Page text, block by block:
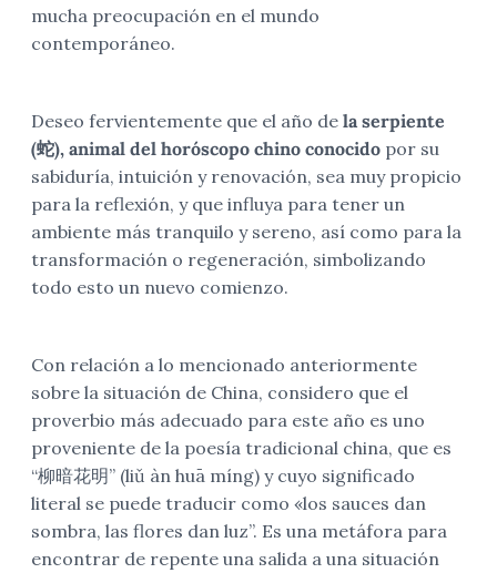
mucha preocupación en el mundo
contemporáneo.
Deseo fervientemente que el año de la serpiente
(蛇), animal del horóscopo chino conocido por su
sabiduría, intuición y renovación, sea muy propicio
para la reflexión, y que influya para tener un
ambiente más tranquilo y sereno, así como para la
transformación o regeneración, simbolizando
todo esto un nuevo comienzo.
Con relación a lo mencionado anteriormente
sobre la situación de China, considero que el
proverbio más adecuado para este año es uno
proveniente de la poesía tradicional china, que es
“柳暗花明” (liǔ àn huā míng) y cuyo significado
literal se puede traducir como «los sauces dan
sombra, las flores dan luz”. Es una metáfora para
encontrar de repente una salida a una situación